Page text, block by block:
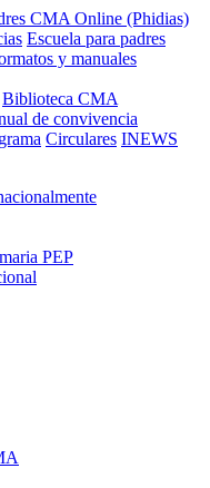
CMA Online (Phidias)
Escuela para padres
y manuales
Biblioteca CMA
de convivencia
Circulares INEWS
PEP